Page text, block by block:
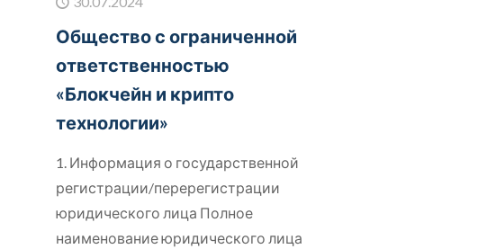
Общество с ограниченной
ответственностью
«Блокчейн и крипто
технологии»
1. Информация о государственной
регистрации/перерегистрации
юридического лица Полное
наименование юридического лица